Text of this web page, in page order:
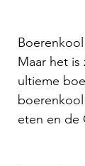
Maar het
ultieme
eten en de